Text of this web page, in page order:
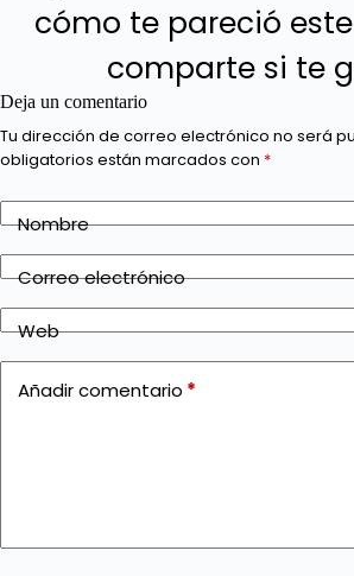
cómo te pareció
comparte si te
Deja un comentario
Tu dirección de correo electrónico no será
obligatorios están marcados con *
Nombre
Correo electrónico
Web
Añadir comentario *